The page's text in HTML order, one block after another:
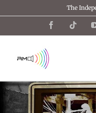
Inhalt
The
FacebookTiktok